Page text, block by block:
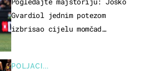
Gvardiol jednim potezom
izbrisao cijelu momčad
POLJACI...